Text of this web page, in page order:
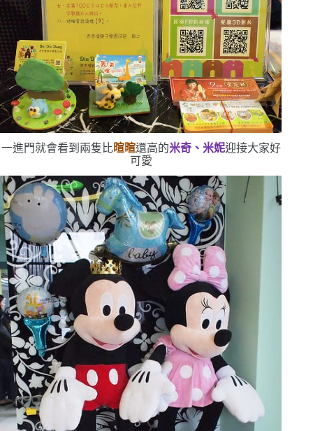
一進門就會看到兩隻比暄暄還高的米奇、米妮迎接大家好
可愛